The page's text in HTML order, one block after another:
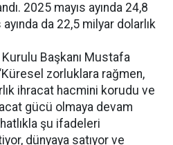
2025 mayıs ayında 24,8
da 22,5 milyar dolarlık
Başkanı Mustafa
zorluklara rağmen,
ihracat hacmini korudu ve
gücü olmaya devam
şu ifadeleri
dünyaya satıyor ve